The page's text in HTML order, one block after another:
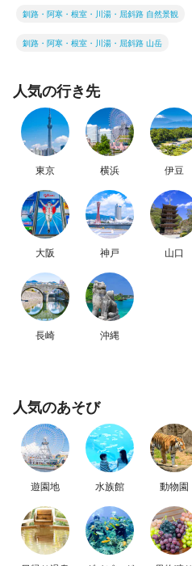
釧路・阿寒・根室・川湯・屈斜路 自然景観
釧路・阿寒・根室・川湯・屈斜路 山岳
人気の行き先
東京 横浜 伊豆
大阪 神戸 山口
長崎 沖縄
人気のあそび
遊園地 水族館 動物園